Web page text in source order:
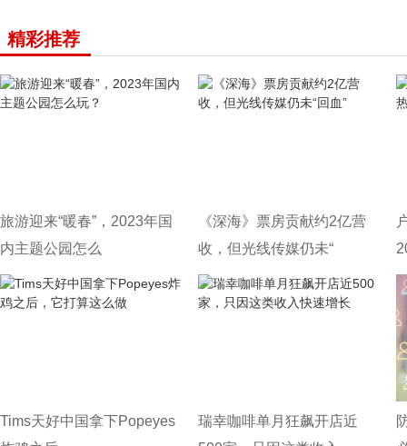
精彩推荐
旅游迎来“暖春”，2023年国
内主题公园怎么
《深海》票房贡献约2亿营
收，但光线传媒仍未“
Tims天好中国拿下Popeyes
瑞幸咖啡单月狂飙开店近